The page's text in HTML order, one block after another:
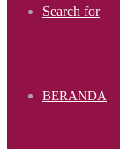
Search for
BERANDA